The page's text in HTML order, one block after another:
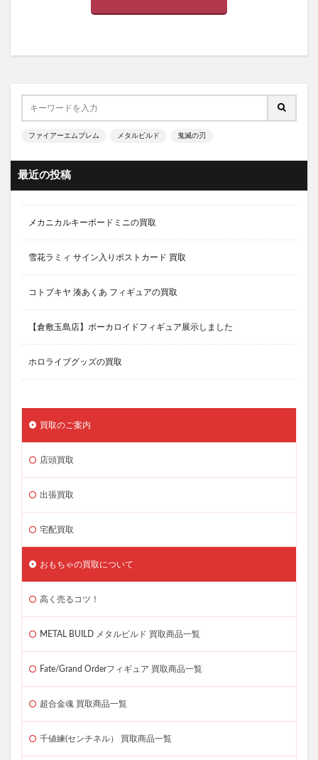
ファイアーエムブレム メタルビルド 鬼滅の刃
最近の投稿
メカニカルキーボードミニの買取
雪花ラミィ サイン入りポストカード 買取
コトブキヤ 湊あくあ フィギュアの買取
【倉敷玉島店】ボーカロイドフィギュア展示しました
ホロライブグッズの買取
買取のご案内
店頭買取
出張買取
宅配買取
おもちゃの買取について
高く売るコツ！
METAL BUILD メタルビルド 買取商品一覧
Fate/Grand Orderフィギュア 買取商品一覧
超合金魂 買取商品一覧
千値練(センチネル） 買取商品一覧